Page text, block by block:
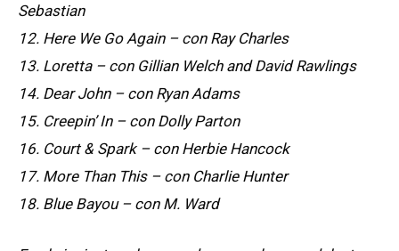
Sebastian
12. Here We Go Again – con Ray Charles
13. Loretta – con Gillian Welch and David Rawlings
14. Dear John – con Ryan Adams
15. Creepin’ In – con Dolly Parton
16. Court & Spark – con Herbie Hancock
17. More Than This – con Charlie Hunter
18. Blue Bayou – con M. Ward